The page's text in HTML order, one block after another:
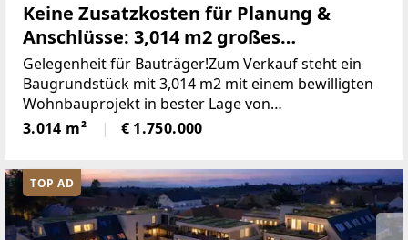
Keine Zusatzkosten für Planung &
Anschlüsse: 3,014 m2 großes
Bauträgergrundstück mit bewilligtem
Wohnprojekt
Gelegenheit für Bauträger!Zum Verkauf steht ein
Baugrundstück mit 3,014 m2 mit einem bewilligten
Wohnbauprojekt in bester Lage von
Oberwaltersdorf. Das Grundstück eignet sich ideal
für Bauträger und Investoren, die ein hochwertiges
Wohnprojekt
3.014 m² € 1.750.000
TOP AD